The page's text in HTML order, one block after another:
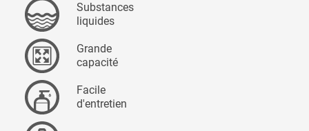
Substances
liquides
Grande
capacité
Facile
d'entretien